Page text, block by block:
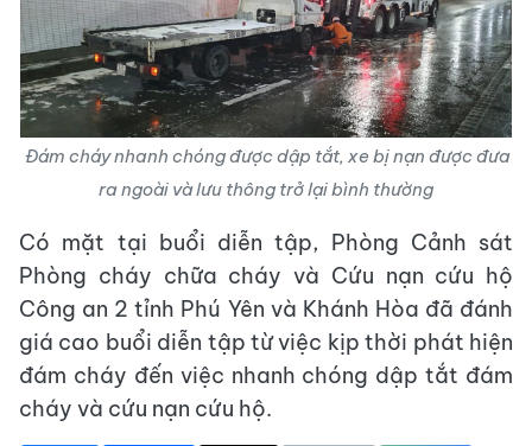
Đám cháy nhanh chóng được dập tắt, xe bị nạn được đưa
ra ngoài và lưu thông trở lại bình thường
Có mặt tại buổi diễn tập, Phòng Cảnh sát
Phòng cháy chữa cháy và Cứu nạn cứu hộ
Công an 2 tỉnh Phú Yên và Khánh Hòa đã đánh
giá cao buổi diễn tập từ việc kịp thời phát hiện
đám cháy đến việc nhanh chóng dập tắt đám
cháy và cứu nạn cứu hộ.